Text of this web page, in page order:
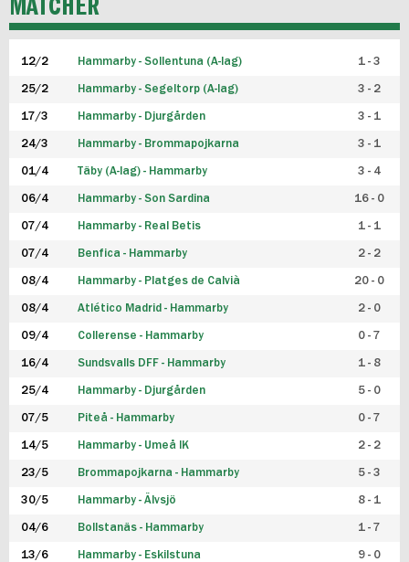
P19
F19
FUTSAL HERR
FUTSAL DAM
MATCHER
12/2 Hammarby - Sollentuna (A-lag) 1 - 3
25/2 Hammarby - Segeltorp (A-lag) 3 - 2
17/3 Hammarby - Djurgården 3 - 1
24/3 Hammarby - Brommapojkarna 3 - 1
01/4 Täby (A-lag) - Hammarby 3 - 4
06/4 Hammarby - Son Sardina 16 - 0
07/4 Hammarby - Real Betis 1 - 1
07/4 Benfica - Hammarby 2 - 2
08/4 Hammarby - Platges de Calvià 20 - 0
08/4 Atlético Madrid - Hammarby 2 - 0
09/4 Collerense - Hammarby 0 - 7
16/4 Sundsvalls DFF - Hammarby 1 - 8
25/4 Hammarby - Djurgården 5 - 0
07/5 Piteå - Hammarby 0 - 7
14/5 Hammarby - Umeå IK 2 - 2
23/5 Brommapojkarna - Hammarby 5 - 3
30/5 Hammarby - Älvsjö 8 - 1
04/6 Bollstanäs - Hammarby 1 - 7
13/6 Hammarby - Eskilstuna 9 - 0